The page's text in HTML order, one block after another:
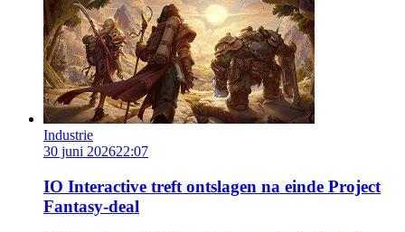
Industrie
30 juni 202622:07
IO Interactive treft ontslagen na einde Project
Fantasy-deal